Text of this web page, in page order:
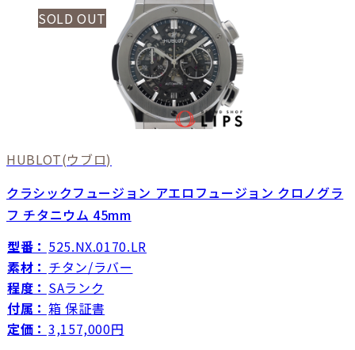
SOLD OUT
HUBLOT(ウブロ)
クラシックフュージョン アエロフュージョン クロノグラ
フ チタニウム 45mm
型番： 525.NX.0170.LR
素材： チタン/ラバー
程度： SAランク
付属： 箱 保証書
定価： 3,157,000円